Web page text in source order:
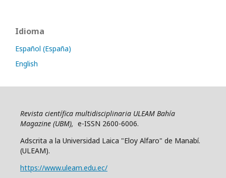
Idioma
Español (España)
English
Revista científica multidisciplinaria ULEAM Bahía
Magazine (UBM), e-ISSN 2600-6006.
Adscrita a la Universidad Laica "Eloy Alfaro" de Manabí.
(ULEAM).
https://www.uleam.edu.ec/